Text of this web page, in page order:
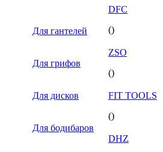
Для гантелей
Для грифов
Для дисков
Для бодибаров
DFC
()
ZSO
()
FIT TOOLS
()
DHZ